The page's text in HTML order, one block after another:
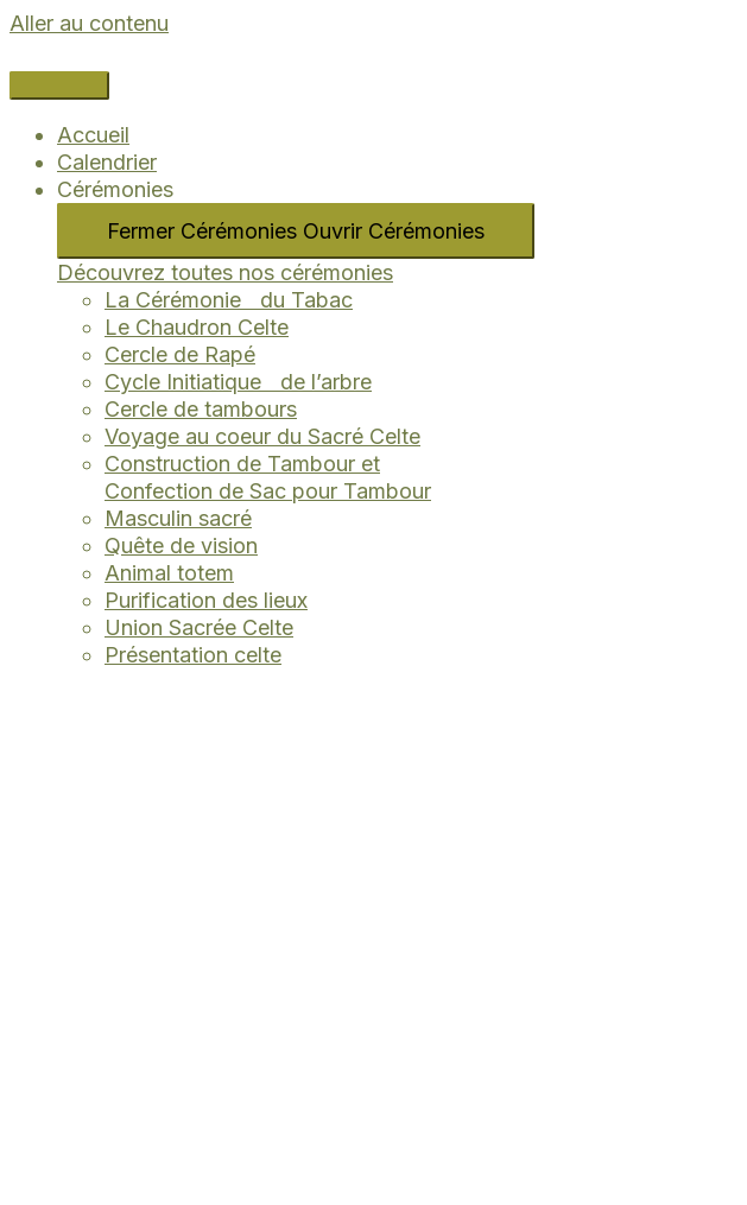
Aller au contenu
Accueil
Calendrier
Cérémonies
Fermer Cérémonies Ouvrir Cérémonies
Découvrez toutes nos cérémonies
La Cérémonie du Tabac
Le Chaudron Celte
Cercle de Rapé
Cycle Initiatique de l’arbre
Cercle de tambours
Voyage au coeur du Sacré Celte
Construction de Tambour et
Confection de Sac pour Tambour
Masculin sacré
Quête de vision
Animal totem
Purification des lieux
Union Sacrée Celte
Présentation celte